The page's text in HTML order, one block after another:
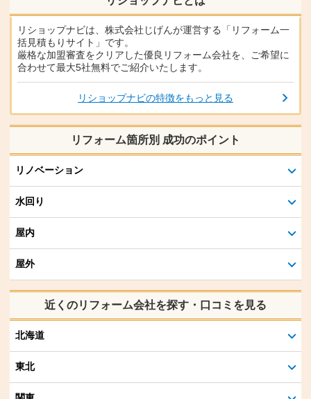
リショップナビは、株式会社じげんが運営する「リフォーム一
括見積もりサイト」です。
厳格な加盟審査をクリアした優良リフォーム会社を、ご希望に
合わせて最大5社無料でご紹介いたします。
リショップナビの特徴をもっと見る
リフォーム箇所別 成功のポイント
リノベーション
水回り
屋内
屋外
近くのリフォーム会社を探す・口コミを見る
北海道
東北